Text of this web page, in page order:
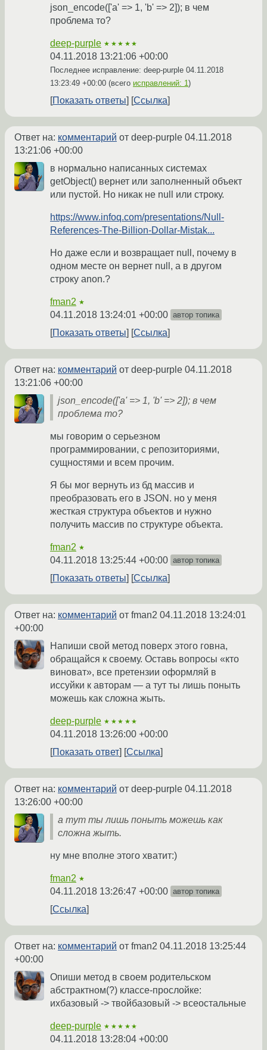
json_encode(['a' => 1, 'b' => 2]); в чем
проблема то?
deep-purple ★★★★★
04.11.2018 13:21:06 +00:00
Последнее исправление: deep-purple 04.11.2018
13:23:49 +00:00 (всего исправлений: 1)
Показать ответы Ссылка
Ответ на: комментарий от deep-purple 04.11.2018
13:21:06 +00:00
в нормально написанных системах
getObject() вернет или заполненный объект
или пустой. Но никак не null или строку.
https://www.infoq.com/presentations/Null-
References-The-Billion-Dollar-Mistak...
Но даже если и возвращает null, почему в
одном месте он вернет null, а в другом
строку anon.?
fman2 ★
04.11.2018 13:24:01 +00:00 автор топика
Показать ответы Ссылка
Ответ на: комментарий от deep-purple 04.11.2018
13:21:06 +00:00
json_encode(['a' => 1, 'b' => 2]); в чем
проблема то?
мы говорим о серьезном
программировании, с репозиториями,
сущностями и всем прочим.
Я бы мог вернуть из бд массив и
преобразовать его в JSON. но у меня
жесткая структура объектов и нужно
получить массив по структуре объекта.
fman2 ★
04.11.2018 13:25:44 +00:00 автор топика
Показать ответы Ссылка
Ответ на: комментарий от fman2 04.11.2018 13:24:01
+00:00
Напиши свой метод поверх этого говна,
обращайся к своему. Оставь вопросы «кто
виноват», все претензии оформляй в
иссуйки к авторам — а тут ты лишь поныть
можешь как сложна жыть.
deep-purple ★★★★★
04.11.2018 13:26:00 +00:00
Показать ответ
Ссылка
Ответ на: комментарий от deep-purple 04.11.2018
13:26:00 +00:00
а тут ты лишь поныть можешь как
сложна жыть.
ну мне вполне этого хватит:)
fman2 ★
04.11.2018 13:26:47 +00:00 автор топика
Ссылка
Ответ на: комментарий от fman2 04.11.2018 13:25:44
+00:00
Опиши метод в своем родительском
абстрактном(?) классе-прослойке:
ихбазовый -> твойбазовый -> всеостальные
deep-purple ★★★★★
04.11.2018 13:28:04 +00:00